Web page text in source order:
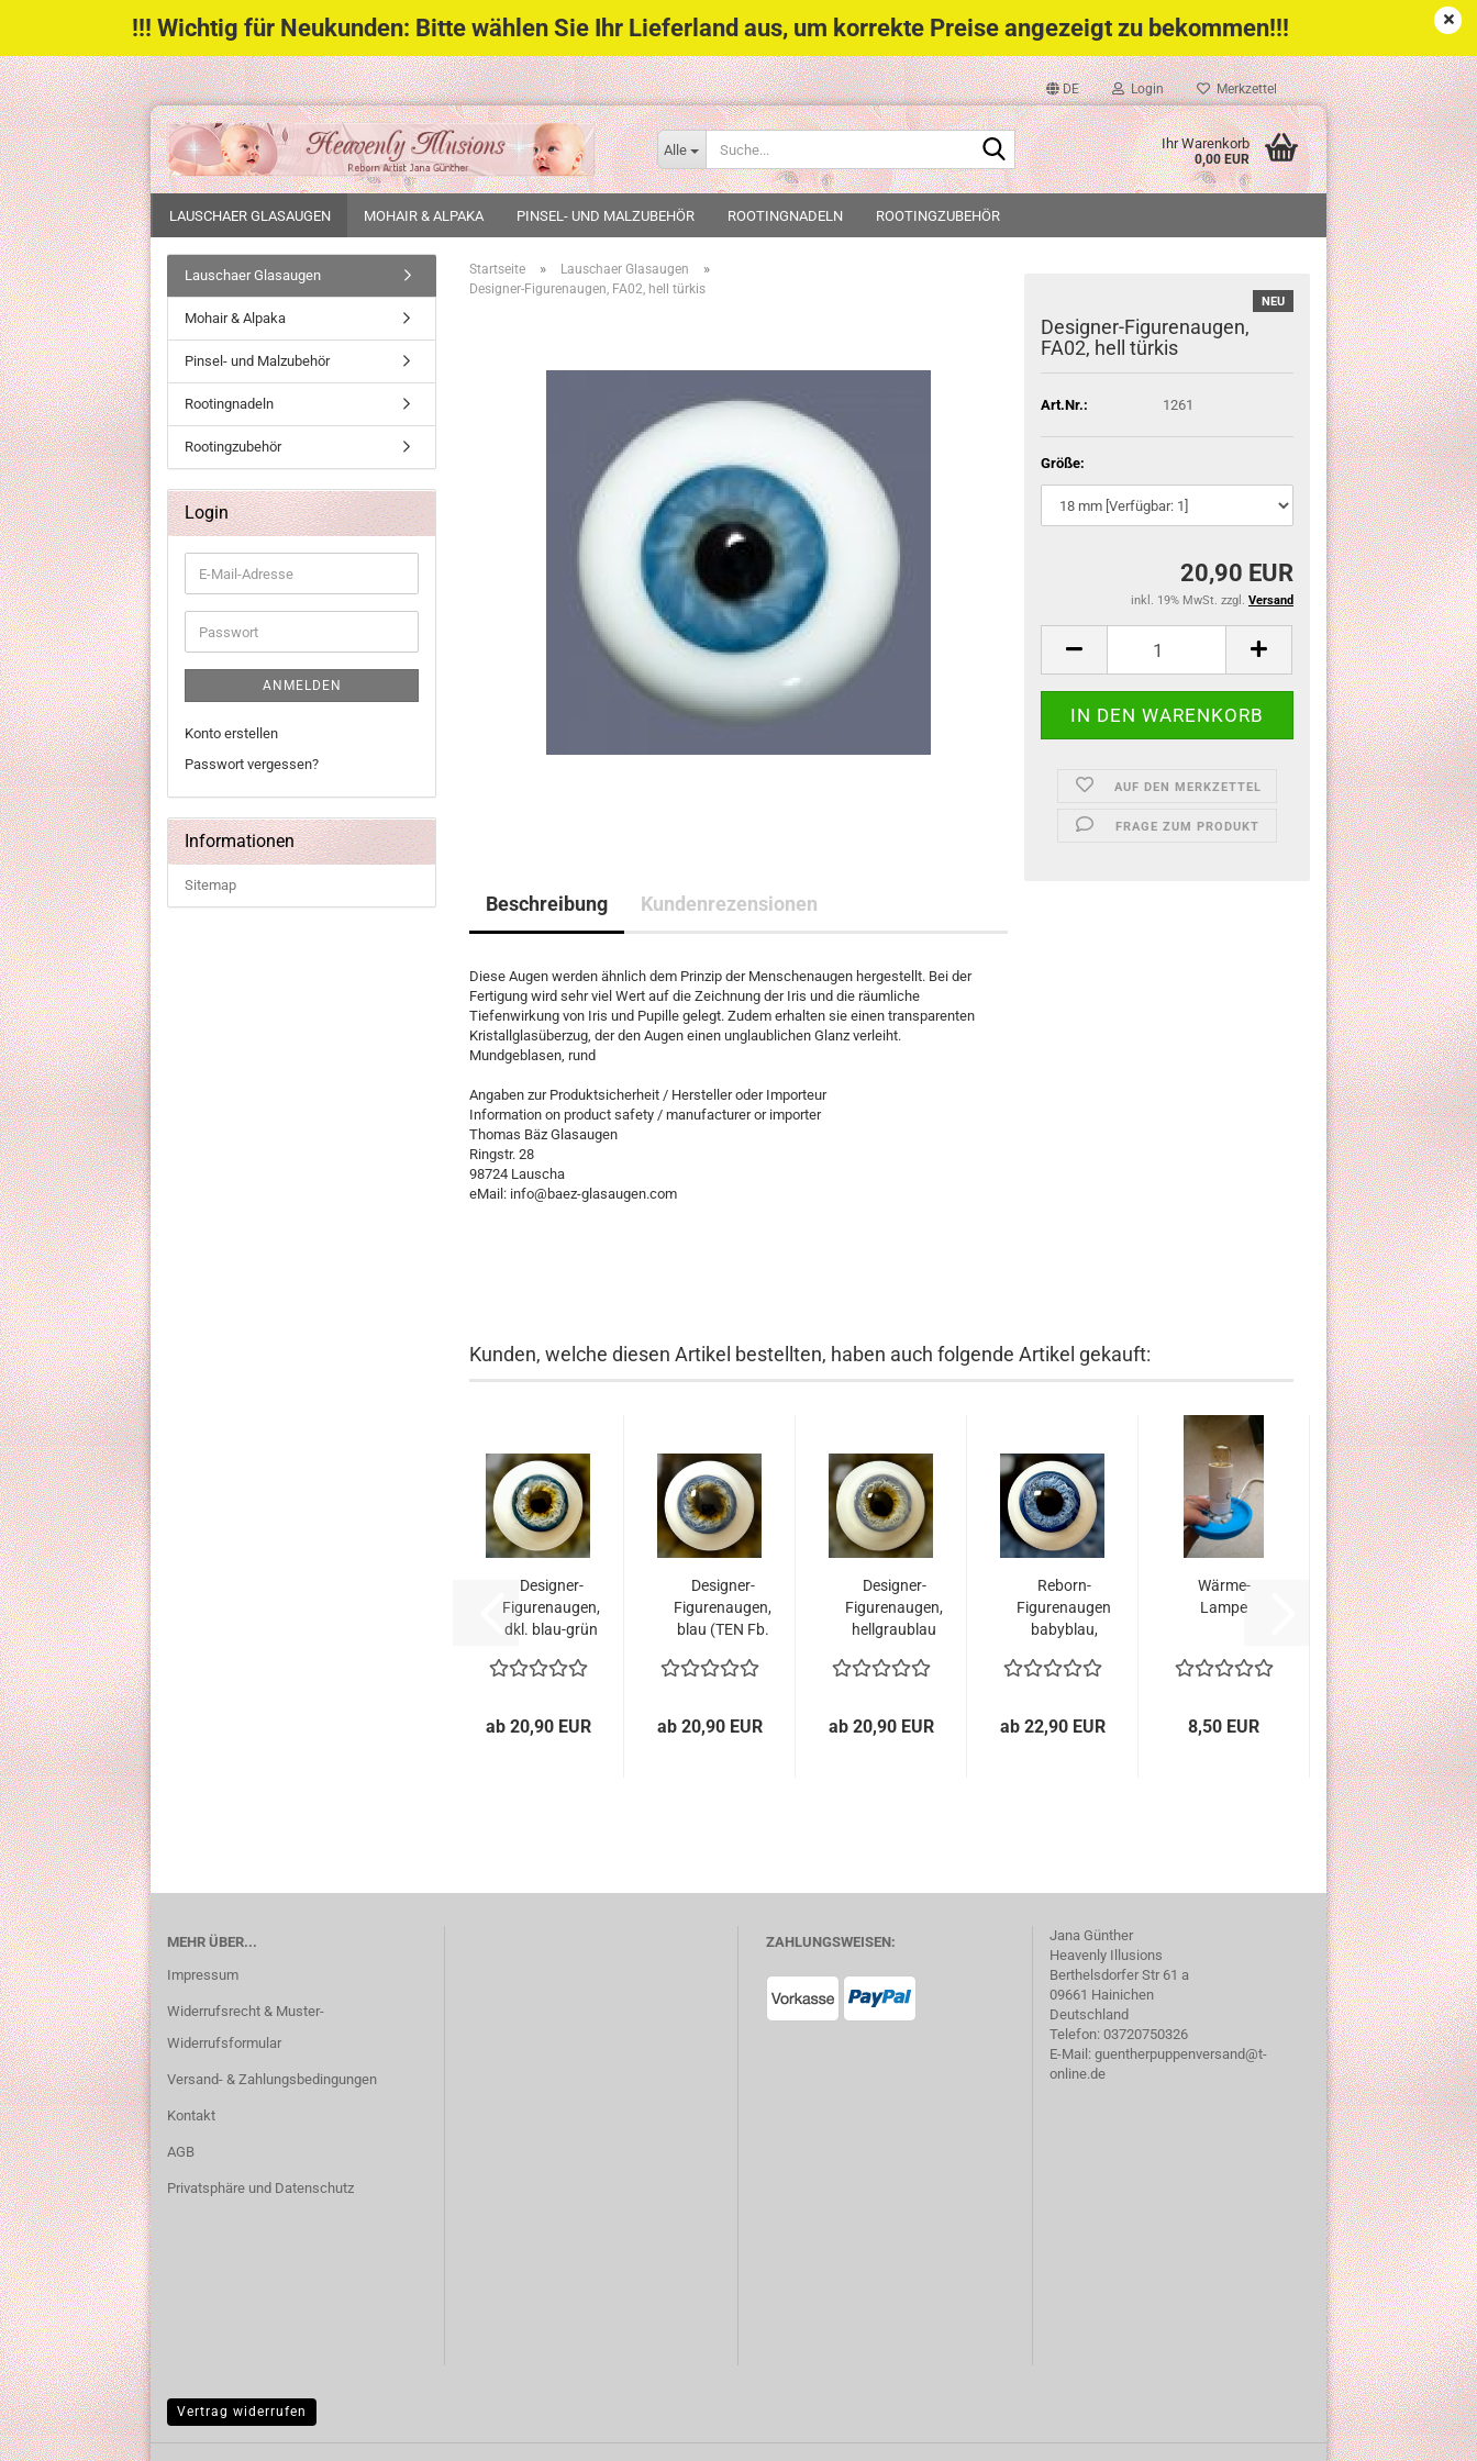
DE Login Merkzettel
Alle
Suche... Ihr Warenkorb
0,00 EUR
!!! Wichtig für Neukunden: Bitte wählen Sie Ihr Lieferland aus, um korrekte Preise angezeigt zu bekommen!!!
LAUSCHAER GLASAUGEN MOHAIR & ALPAKA PINSEL- UND MALZUBEHÖR ROOTINGNADELN ROOTINGZUBEHÖR
Startseite » Lauschaer Glasaugen »
Designer-Figurenaugen, FA02, hell türkis
NEU
Designer-Figurenaugen,
FA02, hell türkis
Art.Nr.: 1261
Größe:
20,90 EUR
inkl. 19% MwSt. zzgl. Versand
AUF DEN MERKZETTEL
FRAGE ZUM PRODUKT
Beschreibung Kundenrezensionen
Diese Augen werden ähnlich dem Prinzip der Menschenaugen hergestellt. Bei der
Fertigung wird sehr viel Wert auf die Zeichnung der Iris und die räumliche
Tiefenwirkung von Iris und Pupille gelegt. Zudem erhalten sie einen transparenten
Kristallglasüberzug, der den Augen einen unglaublichen Glanz verleiht.
Mundgeblasen, rund
Angaben zur Produktsicherheit / Hersteller oder Importeur
Information on product safety / manufacturer or importer
Thomas Bäz Glasaugen
Ringstr. 28
98724 Lauscha
eMail: info@baez-glasaugen.com
Kunden, welche diesen Artikel bestellten, haben auch folgende Artikel gekauft:
Designer-
Figurenaugen,
dkl. blau-grün
ab 20,90 EUR
Designer-
Figurenaugen,
blau (TEN Fb.
ab 20,90 EUR
Designer-
Figurenaugen,
hellgraublau
ab 20,90 EUR
Reborn-
Figurenaugen
babyblau,
ab 22,90 EUR
Wärme-
Lampe
8,50 EUR
Lauschaer Glasaugen
Mohair & Alpaka
Pinsel- und Malzubehör
Rootingnadeln
Rootingzubehör
Login
E-
Mail-
Adresse
Passwort
ANMELDEN
Konto erstellen
Passwort vergessen?
Informationen
Sitemap
MEHR ÜBER...
Impressum
Widerrufsrecht & Muster-
Widerrufsformular
Versand- & Zahlungsbedingungen
Kontakt
AGB
Privatsphäre und Datenschutz
ZAHLUNGSWEISEN:
Jana Günther
Heavenly Illusions
Berthelsdorfer Str 61 a
09661 Hainichen
Deutschland
Telefon: 03720750326
E-Mail: guentherpuppenversand@t-
online.de
Vertrag widerrufen